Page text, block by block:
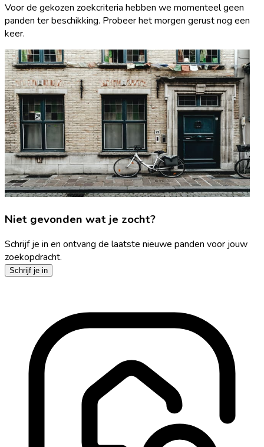
Voor de gekozen zoekcriteria hebben we momenteel geen
panden ter beschikking. Probeer het morgen gerust nog een
keer.
Niet gevonden wat je zocht?
Schrijf je in en ontvang de laatste nieuwe panden voor jouw
zoekopdracht.
Schrijf je in